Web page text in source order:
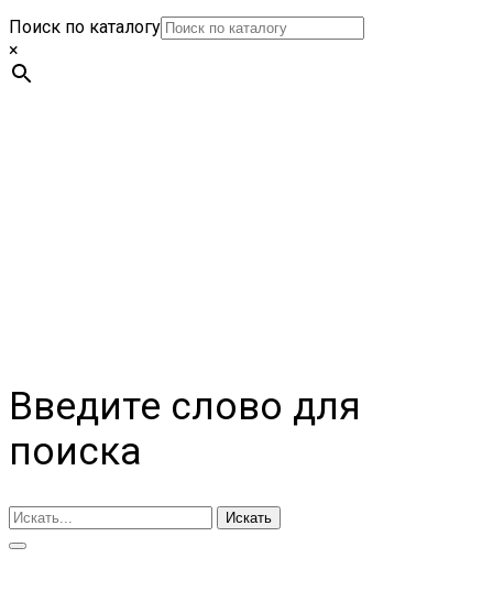
Поиск по каталогу
×
Введите слово для
поиска
Искать